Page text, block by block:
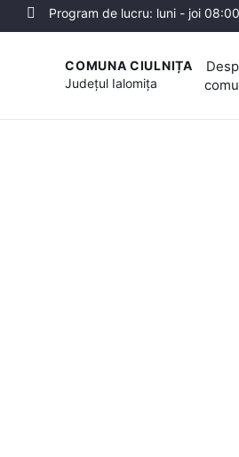
Program de lucru: luni - joi
COMUNA CIULNIȚA
Județul Ialomița